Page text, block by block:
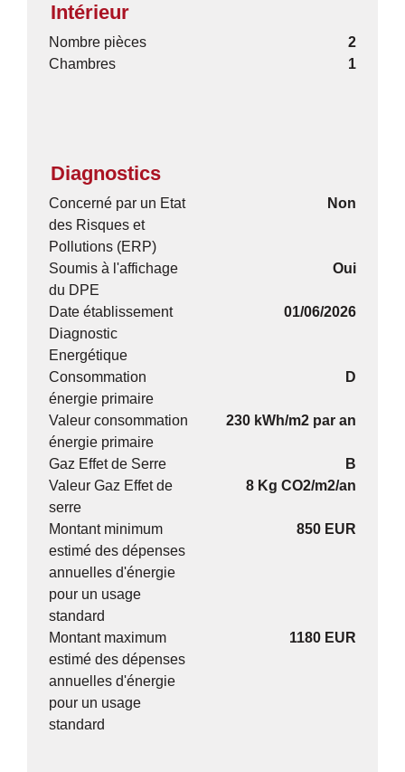
Intérieur
Nombre pièces
2
Chambres
1
Diagnostics
Concerné par un Etat
des Risques et
Pollutions (ERP)
Non
Soumis à l'affichage
du DPE
Oui
Date établissement
Diagnostic
Energétique
01/06/2026
Consommation
énergie primaire
D
Valeur consommation
énergie primaire
230 kWh/m2 par an
Gaz Effet de Serre
B
Valeur Gaz Effet de
serre
8 Kg CO2/m2/an
Montant minimum
estimé des dépenses
annuelles d'énergie
pour un usage
standard
850 EUR
Montant maximum
estimé des dépenses
annuelles d'énergie
pour un usage
standard
1180 EUR